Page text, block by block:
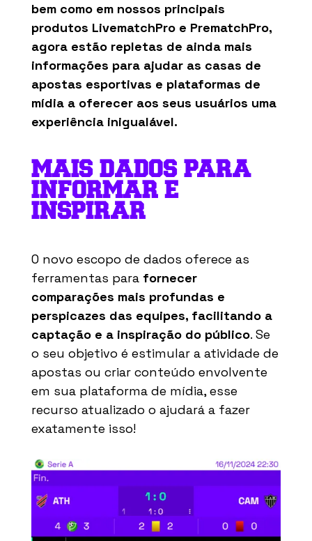
bem como em nossos principais
produtos LivematchPro e PrematchPro,
agora estão repletas de ainda mais
informações para ajudar as casas de
apostas esportivas e plataformas de
mídia a oferecer aos seus usuários uma
experiência inigualável.
MAISDADOS PARA
INFORMARE
INSPIRAR
O novo escopo de dados oferece as
ferramentas parafornecer
comparações mais profundas e
perspicazes das equipes, facilitando a
captação e a inspiração do público. Se
o seu objetivo é estimular a atividade de
apostas ou criar conteúdo envolvente
em sua plataforma de mídia, esse
recurso atualizado o ajudará a fazer
exatamente isso!